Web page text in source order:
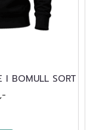
I BOMULL SORT